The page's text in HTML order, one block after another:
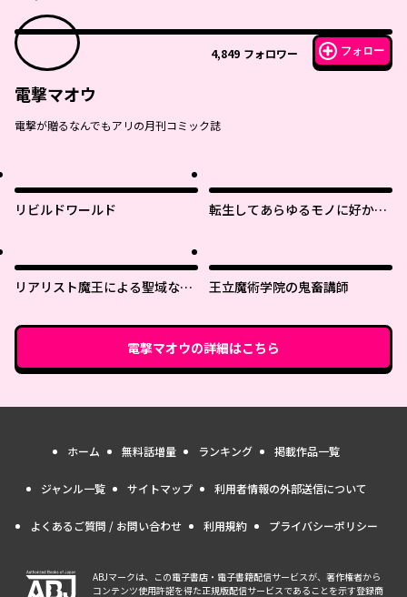
4,849 フォロワー フォロー
電撃マオウ
電撃が贈るなんでもアリの月刊コミック誌
リビルドワールド
転生してあらゆるモノに好かれ
リアリスト魔王による聖域なき
王立魔術学院の鬼畜講師
電撃マオウの詳細はこちら
ホーム 無料話増量 ランキング 掲載作品一覧
ジャンル一覧 サイトマップ 利用者情報の外部送信について
よくあるご質問 / お問い合わせ 利用規約 プライバシーポリシー
ABJマークは、この電子書店・電子書籍配信サービスが、著作権者から
コンテンツ使用許諾を得た正規版配信サービスであることを示す登録商